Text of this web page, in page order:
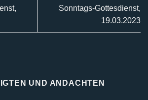
Sonntags-Gottesdienst,
19.03.2023
UND ANDACHTEN